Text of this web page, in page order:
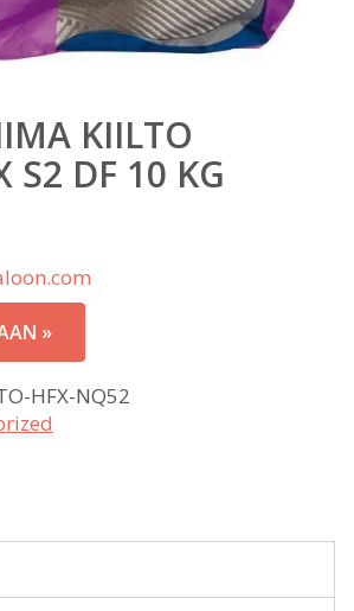
KIILTO
S2 DF 10 KG
»
HFX-NQ52